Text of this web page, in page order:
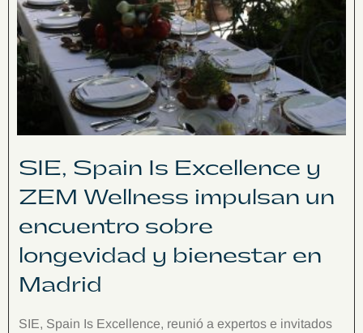
SIE, Spain Is Excellence y
ZEM Wellness impulsan un
encuentro sobre
longevidad y bienestar en
Madrid
SIE, Spain Is Excellence, reunió a expertos e invitados